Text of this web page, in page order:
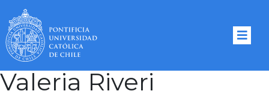
Author Archives:
Valeria Riveri